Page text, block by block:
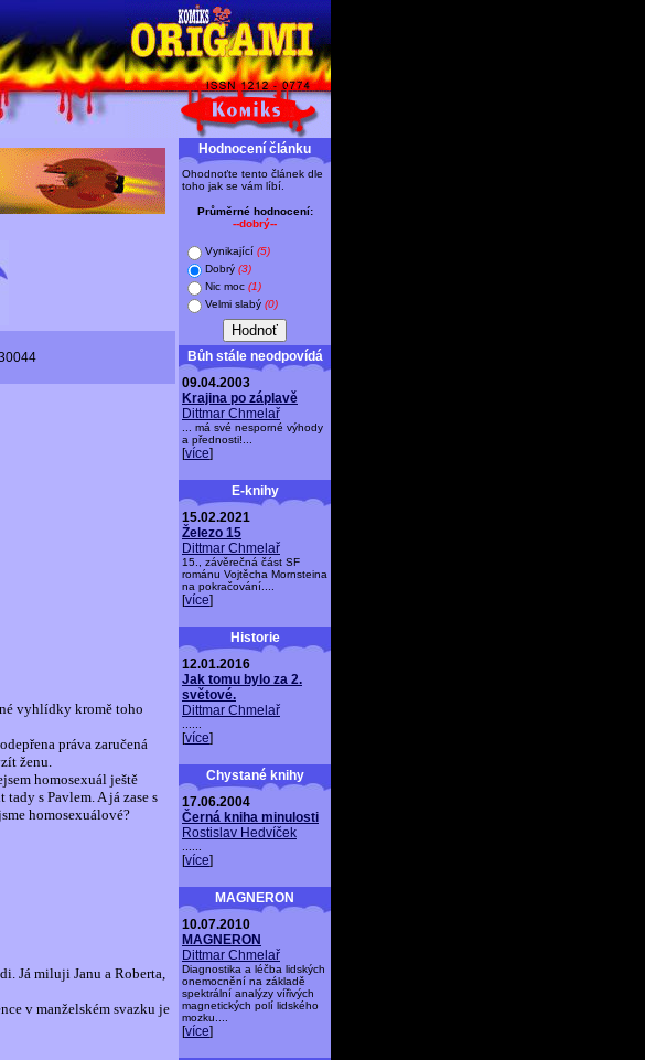
vyhlídky kromě toho
práva zaručená
ženu.
homosexuál ještě
s Pavlem. A já zase s
homosexuálové?
Já miluji Janu a Roberta,
v manželském svazku je
Hodnocení článku
Ohodnoťte tento článek dle
toho jak se vám líbí.
Průměrné hodnocení:
--dobrý--
Vynikající (5)
Dobrý (3)
Nic moc (1)
Velmi slabý (0)
Bůh stále neodpovídá
09.04.2003
Krajina po záplavě
Dittmar Chmelař
... má své nesporné výhody
a přednosti!...
[více]
E-knihy
15.02.2021
Železo 15
Dittmar Chmelař
15., závěrečná část SF
románu Vojtěcha Mornsteina
na pokračování....
[více]
Historie
12.01.2016
Jak tomu bylo za 2.
světové.
Dittmar Chmelař
[více]
Chystané knihy
17.06.2004
Černá kniha minulosti
Rostislav Hedvíček
[více]
MAGNERON
10.07.2010
MAGNERON
Dittmar Chmelař
Diagnostika a léčba lidských
onemocnění na základě
spektrální analýzy vířivých
magnetických polí lidského
mozku....
[více]